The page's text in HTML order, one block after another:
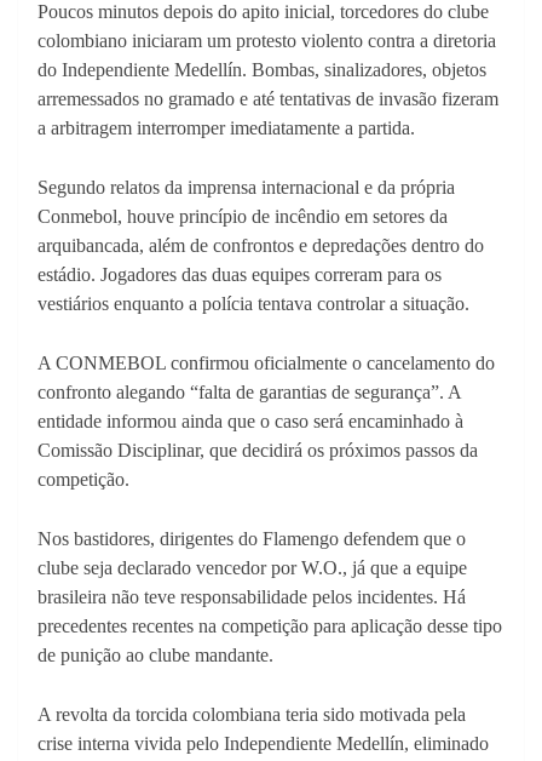
Poucos minutos depois do apito inicial, torcedores do clube
colombiano iniciaram um protesto violento contra a diretoria
do Independiente Medellín. Bombas, sinalizadores, objetos
arremessados no gramado e até tentativas de invasão fizeram
a arbitragem interromper imediatamente a partida.
Segundo relatos da imprensa internacional e da própria
Conmebol, houve princípio de incêndio em setores da
arquibancada, além de confrontos e depredações dentro do
estádio. Jogadores das duas equipes correram para os
vestiários enquanto a polícia tentava controlar a situação.
A CONMEBOL confirmou oficialmente o cancelamento do
confronto alegando “falta de garantias de segurança”. A
entidade informou ainda que o caso será encaminhado à
Comissão Disciplinar, que decidirá os próximos passos da
competição.
Nos bastidores, dirigentes do Flamengo defendem que o
clube seja declarado vencedor por W.O., já que a equipe
brasileira não teve responsabilidade pelos incidentes. Há
precedentes recentes na competição para aplicação desse tipo
de punição ao clube mandante.
A revolta da torcida colombiana teria sido motivada pela
crise interna vivida pelo Independiente Medellín, eliminado